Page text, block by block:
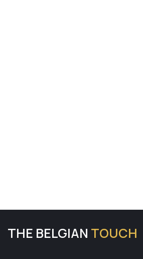
THE BELGIAN TOUCH